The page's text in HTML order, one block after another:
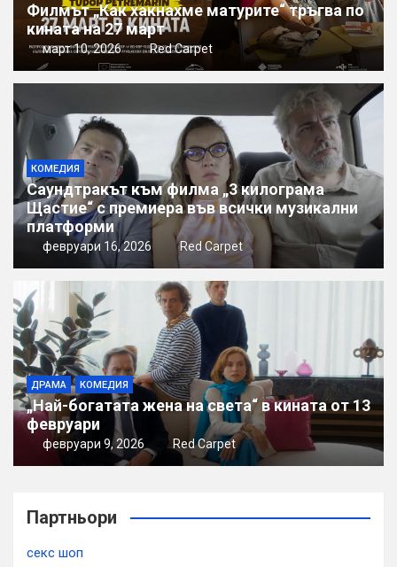
Филмът „Как хакнахме матурите“ тръгва по
кината на 27 март
март 10, 2026 Red Carpet
КОМЕДИЯ
Саундтракът към филма „3 килограма
Щастие“ с премиера във всички музикални
платформи
февруари 16, 2026 Red Carpet
ДРАМА КОМЕДИЯ
„Най-богатата жена на света“ в кината от 13
февруари
февруари 9, 2026 Red Carpet
Партньори
секс шоп